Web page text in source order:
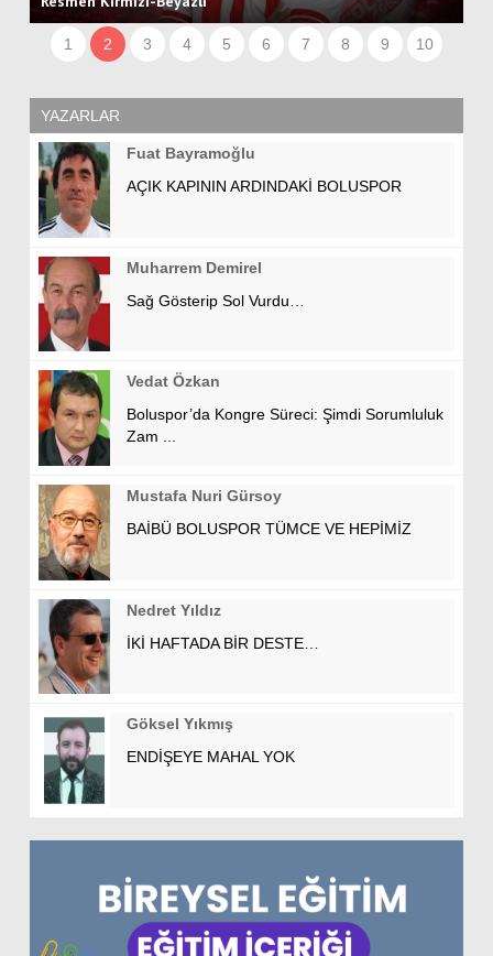
1 2 3 4 5 6 7 8 9 10
YAZARLAR
Fuat Bayramoğlu
AÇIK KAPININ ARDINDAKİ BOLUSPOR
Muharrem Demirel
Sağ Gösterip Sol Vurdu…
Vedat Özkan
Boluspor’da Kongre Süreci: Şimdi Sorumluluk
Zam ...
Mustafa Nuri Gürsoy
BAİBÜ BOLUSPOR TÜMCE VE HEPİMİZ
Nedret Yıldız
İKİ HAFTADA BİR DESTE…
Göksel Yıkmış
ENDİŞEYE MAHAL YOK